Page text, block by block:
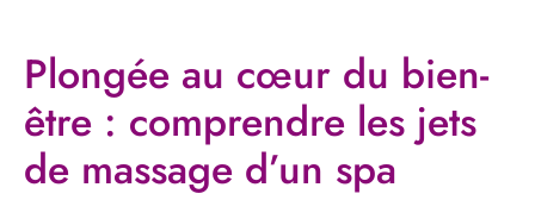
Plongée au cœur du bien-
être : comprendre les jets
de massage d’un spa